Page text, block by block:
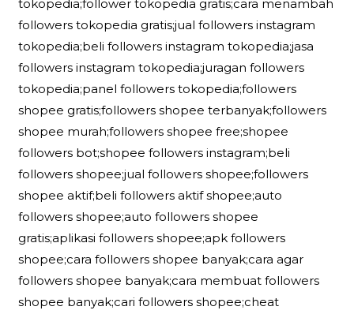
tokopedia;follower tokopedia gratis;cara menambah
followers tokopedia gratis;jual followers instagram
tokopedia;beli followers instagram tokopedia;jasa
followers instagram tokopedia;juragan followers
tokopedia;panel followers tokopedia;followers
shopee gratis;followers shopee terbanyak;followers
shopee murah;followers shopee free;shopee
followers bot;shopee followers instagram;beli
followers shopee;jual followers shopee;followers
shopee aktif;beli followers aktif shopee;auto
followers shopee;auto followers shopee
gratis;aplikasi followers shopee;apk followers
shopee;cara followers shopee banyak;cara agar
followers shopee banyak;cara membuat followers
shopee banyak;cari followers shopee;cheat